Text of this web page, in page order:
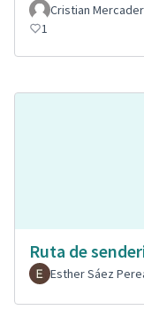
Cristian Mercader
1
Ruta de
Esther Sáez